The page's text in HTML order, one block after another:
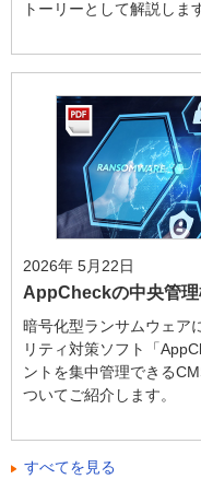
トーリーとして解説しま
2026年 5月22日
AppCheckの中央管
暗号化型ランサムウェア
リティ対策ソフト「
ントを集中管理できる
ついてご紹介します。
すべてを見る